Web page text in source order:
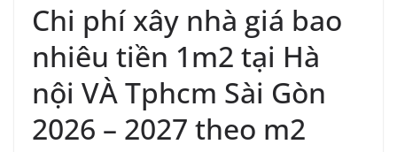
Chi phí xây nhà giá bao
nhiêu tiền 1m2 tại Hà
nội VÀ Tphcm Sài Gòn
2026 – 2027 theo m2